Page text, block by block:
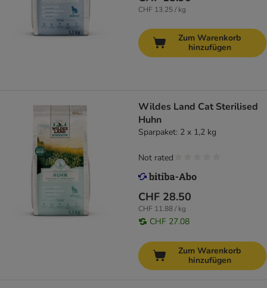
CHF 13.25 / kg
Zum Warenkorb
hinzufügen
Wildes Land Cat Sterilised
Huhn
Sparpaket: 2 x 1,2 kg
CHF 28.50
CHF 11.88 / kg
CHF 27.08
Not rated
Zum Warenkorb
hinzufügen